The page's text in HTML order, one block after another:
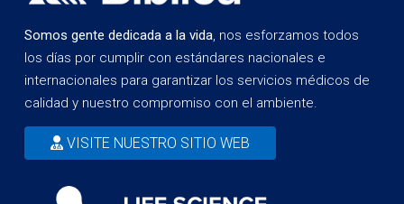
Somos gente dedicada a la vida, nos esforzamos todos
los días por cumplir con estándares nacionales e
internacionales para garantizar los servicios médicos de
calidad y nuestro compromiso con el ambiente.
VISITE NUESTRO SITIO WEB